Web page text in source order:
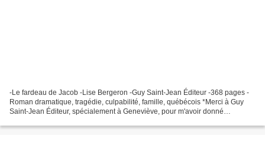
-Le fardeau de Jacob -Lise Bergeron -Guy Saint-Jean Éditeur -368 pages -
Roman dramatique, tragédie, culpabilité, famille, québécois *Merci à Guy
Saint-Jean Éditeur, spécialement à Geneviève, pour m'avoir donné